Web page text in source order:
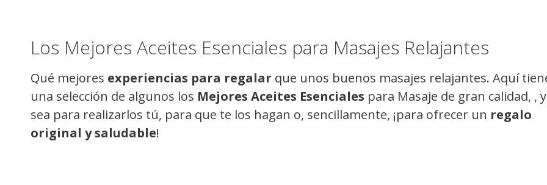
Los Mejores Aceites Esenciales para Masajes Relajantes
Qué mejores experiencias para regalar que unos buenos masajes relajantes. Aquí
una selección de algunos los Mejores Aceites Esenciales para Masaje de gran calidad, ,
sea para realizarlos tú, para que te los hagan o, sencillamente, ¡para ofrecer un regalo
original y saludable!